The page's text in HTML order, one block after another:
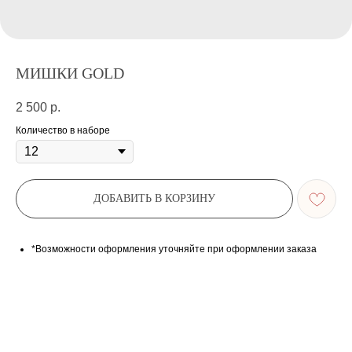
МИШКИ GOLD
2 500 р.
Количество в наборе
ДОБАВИТЬ В КОРЗИНУ
*Возможности оформления уточняйте при оформлении заказа